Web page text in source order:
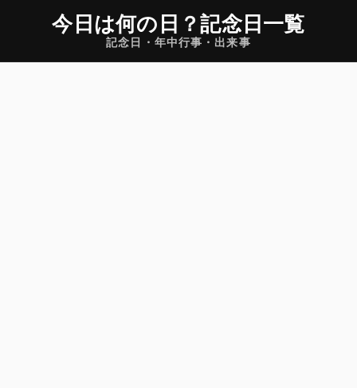
今日は何の日 ？記念日一覧
記念日・年中行事・出来事